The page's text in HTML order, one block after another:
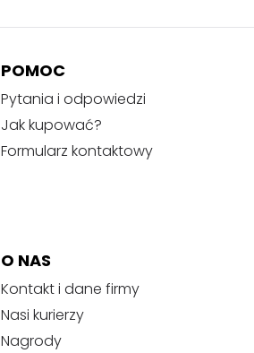
POMOC
Pytania i odpowiedzi
Jak kupować?
Formularz kontaktowy
O NAS
Kontakt i dane firmy
Nasi kurierzy
Nagrody